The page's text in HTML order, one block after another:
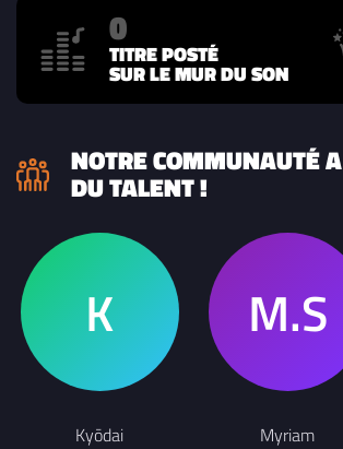
0
TITRE POSTÉ
SUR LE MUR DU SON
NOTRE COMMUNAUTÉ A
DU TALENT !
Kyōdai Myriam